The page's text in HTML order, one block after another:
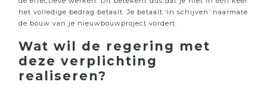
het volledige bedrag betaalt. Je betaalt ‘in schijven’ naarmate
de bouw van je nieuwbouwproject vordert.
Wat wil de regering met
deze verplichting
realiseren?